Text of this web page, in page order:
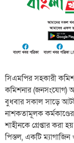
সিএমপির সহকারী
কমিশনার (জনসংযোগ)
বুধবার সকাল সাড়ে
নাশকতামূলক
শাহীনকে গ্রেপ্তার
পিস্তল, একটি